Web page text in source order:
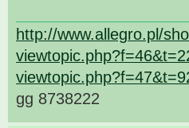
http://www.allegro.pl/
gg 8738222